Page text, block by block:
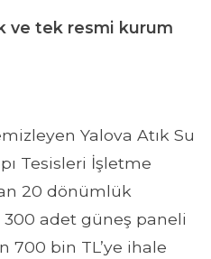
ve tek resmi kurum
Yalova Atık Su
Tesisleri İşletme
20 dönümlük
adet güneş paneli
700 bin TL’ye ihale